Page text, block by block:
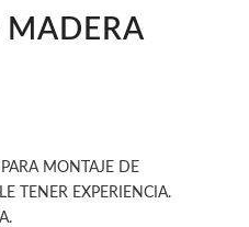
MADERA
MONTAJE DE
TENER EXPERIENCIA.